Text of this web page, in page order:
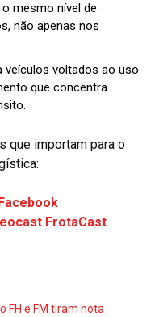
mesmo nível de
não apenas nos
veículos voltados ao uso
que concentra
que importam para o
FrotaCast
FH e FM tiram nota